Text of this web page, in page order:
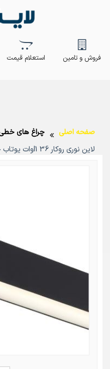
فروش و تامین استعلام قیمت
صفحه اصلی
چراغ های خطی
لاین نوری روکار l1 36وات یوتاب چراغ خطی